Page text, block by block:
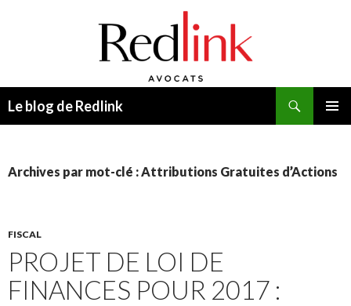
Le blog de Redlink
Archives par mot-clé : Attributions Gratuites d’Actions
FISCAL
PROJET DE LOI DE
FINANCES POUR 2017 :